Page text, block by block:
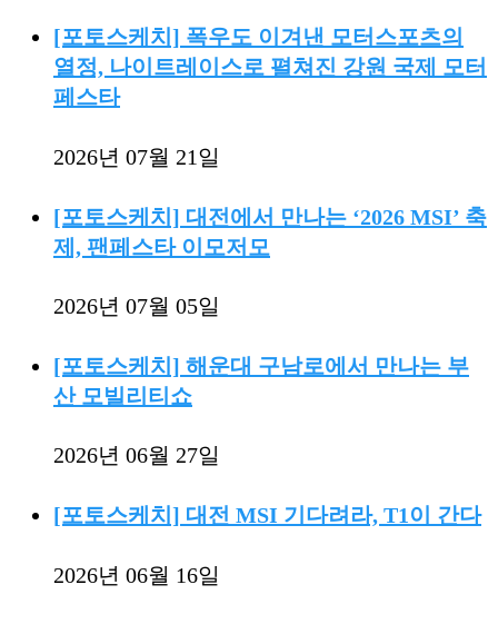
[포토스케치] 폭우도 이겨낸 모터스포츠의
열정, 나이트레이스로 펼쳐진 강원 국제 모터
페스타
2026년 07월 21일
[포토스케치] 대전에서 만나는 ‘2026 MSI’ 축
제, 팬페스타 이모저모
2026년 07월 05일
[포토스케치] 해운대 구남로에서 만나는 부
산 모빌리티쇼
2026년 06월 27일
[포토스케치] 대전 MSI 기다려라, T1이 간다
2026년 06월 16일